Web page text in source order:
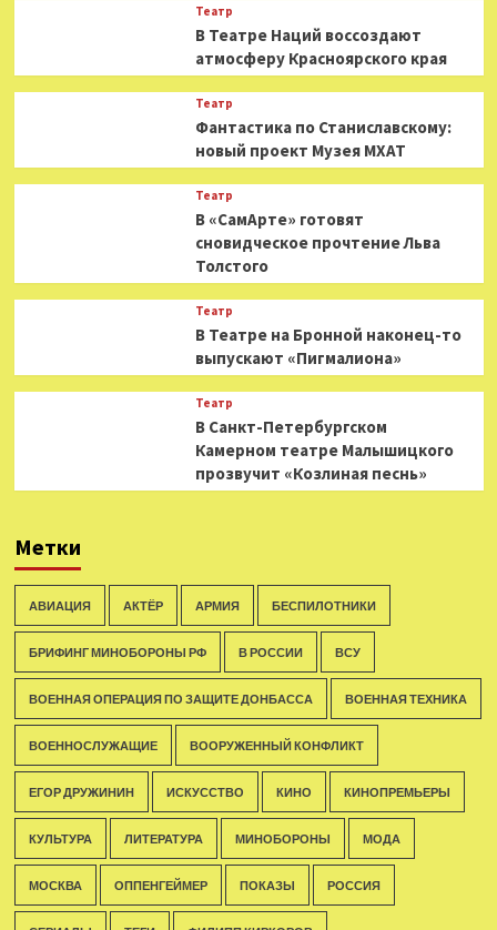
Театр
В Театре Наций воссоздают
атмосферу Красноярского края
Театр
Фантастика по Станиславскому:
новый проект Музея МХАТ
Театр
В «СамАрте» готовят
сновидческое прочтение Льва
Толстого
Театр
В Театре на Бронной наконец-то
выпускают «Пигмалиона»
Театр
В Санкт-Петербургском
Камерном театре Малышицкого
прозвучит «Козлиная песнь»
Метки
АВИАЦИЯ АКТЁР АРМИЯ БЕСПИЛОТНИКИ
БРИФИНГ МИНОБОРОНЫ РФ В РОССИИ ВСУ
ВОЕННАЯ ОПЕРАЦИЯ ПО ЗАЩИТЕ ДОНБАССА ВОЕННАЯ ТЕХНИКА
ВОЕННОСЛУЖАЩИЕ ВООРУЖЕННЫЙ КОНФЛИКТ
ЕГОР ДРУЖИНИН ИСКУССТВО КИНО КИНОПРЕМЬЕРЫ
КУЛЬТУРА ЛИТЕРАТУРА МИНОБОРОНЫ МОДА
МОСКВА ОППЕНГЕЙМЕР ПОКАЗЫ РОССИЯ